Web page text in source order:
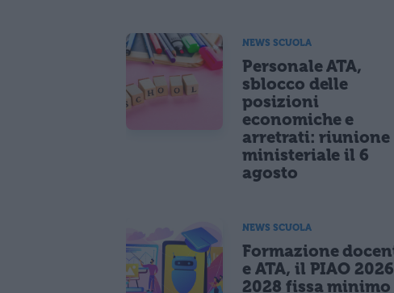
NEWS SCUOLA
Personale ATA,
sblocco delle
posizioni
economiche e
arretrati: riunione
ministeriale il 6
agosto
NEWS SCUOLA
Formazione
e ATA, il PIAO
2028 fissa minimo